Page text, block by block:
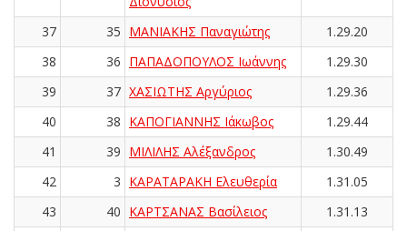
37
35 ΜΑΝΙΑΚΗΣ Παναγιώτης
1.29.20
38
36 ΠΑΠΑΔΟΠΟΥΛΟΣ Ιωάννης
1.29.30
39
37 ΧΑΣΙΩΤΗΣ Αργύριος
1.29.36
40
38 ΚΑΠΟΓΙΑΝΝΗΣ Ιάκωβος
1.29.44
41
39 ΜΙΛΙΛΗΣ Αλέξανδρος
1.30.49
42
3 ΚΑΡΑΤΑΡΑΚΗ Ελευθερία
1.31.05
43
40 ΚΑΡΤΣΑΝΑΣ Βασίλειος
1.31.13